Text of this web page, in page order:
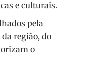
e culturais.
pela
região, do
o